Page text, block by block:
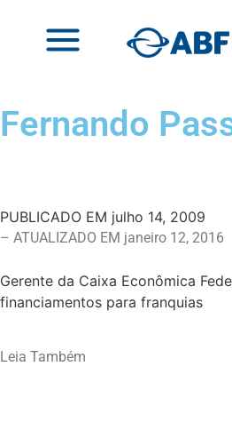
Fernando
PUBLICADO EM julho 14, 2009
– ATUALIZADO EM janeiro 12, 2016
Gerente da Caixa Econômica
financiamentos para franquias
Leia Também